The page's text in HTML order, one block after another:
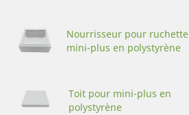
Nourrisseur pour ruchette
mini-plus en polystyrène
Toit pour mini-plus en
polystyrène